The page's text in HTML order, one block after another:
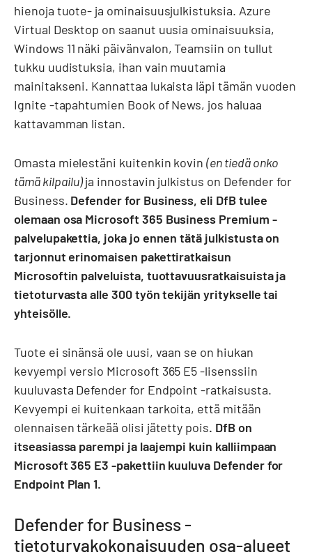
hienoja tuote- ja ominaisuusjulkistuksia. Azure
Virtual Desktop on saanut uusia ominaisuuksia,
Windows 11 näki päivänvalon, Teamsiin on tullut
tukku uudistuksia, ihan vain muutamia
mainitakseni. Kannattaa lukaista läpi tämän vuoden
Ignite -tapahtumien Book of News, jos haluaa
kattavamman listan.
Omasta mielestäni kuitenkin kovin(en tiedä onko
tämä kilpailu)ja innostavin julkistus on Defender for
Business. Defender for Business, eli DfB tulee
olemaan osa Microsoft 365 Business Premium -
palvelupakettia, joka jo ennen tätä julkistusta on
tarjonnut erinomaisen pakettiratkaisun
Microsoftin palveluista, tuottavuusratkaisuista ja
tietoturvasta alle 300 työn tekijän yritykselle tai
yhteisölle.
Tuote ei sinänsä ole uusi, vaan se on hiukan
kevyempi versio Microsoft 365 E5 -lisenssiin
kuuluvasta Defender for Endpoint -ratkaisusta.
Kevyempi ei kuitenkaan tarkoita, että mitään
olennaisen tärkeää olisi jätetty pois. DfB on
itseasiassa parempi ja laajempi kuin kalliimpaan
Microsoft 365 E3 -pakettiin kuuluva Defender for
Endpoint Plan 1.
Defender for Business -
tietoturvakokonaisuuden osa-alueet